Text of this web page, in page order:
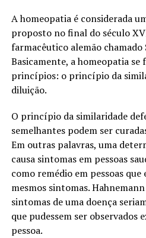
A homeopatia é considerada
proposto no final do século
farmacêutico alemão chamado
Basicamente, a homeopatia se
princípios: o princípio da
diluição.
O princípio da similaridade
semelhantes podem ser
Em outras palavras, uma
causa sintomas em pessoas
como remédio em pessoas que
mesmos sintomas.
sintomas de uma doença
que pudessem ser observados
pessoa.